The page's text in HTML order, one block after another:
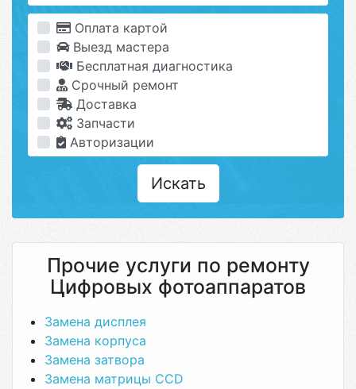
Оплата картой
Выезд мастера
Бесплатная диагностика
Срочный ремонт
Доставка
Запчасти
Авторизации
Искать
Прочие услуги по ремонту
Цифровых фотоаппаратов
Замена дисплея
Замена корпуса
Замена затвора
Замена матрицы CCD